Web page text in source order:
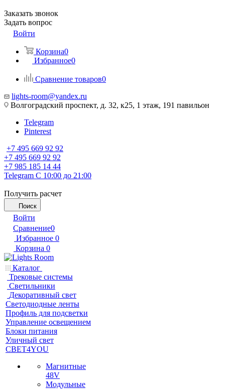
Заказать звонок
Задать вопрос
Войти
Корзина0
Избранное0
Сравнение товаров0
lights-room@yandex.ru
Волгоградский проспект, д. 32, к25, 1 этаж, 191 павильон
Telegram
Pinterest
+7 495 669 92 92
+7 495 669 92 92
+7 985 185 14 44
Telegram С 10:00 до 21:00
Получить расчет
Поиск
Войти
Сравнение0
Избранное 0
Корзина 0
Каталог
Трековые системы
Светильники
Декоративный свет
Светодиодные ленты
Профиль для подсветки
Управление освещением
Блоки питания
Уличный свет
СВЕТ4YOU
Магнитные
48V
Модульные